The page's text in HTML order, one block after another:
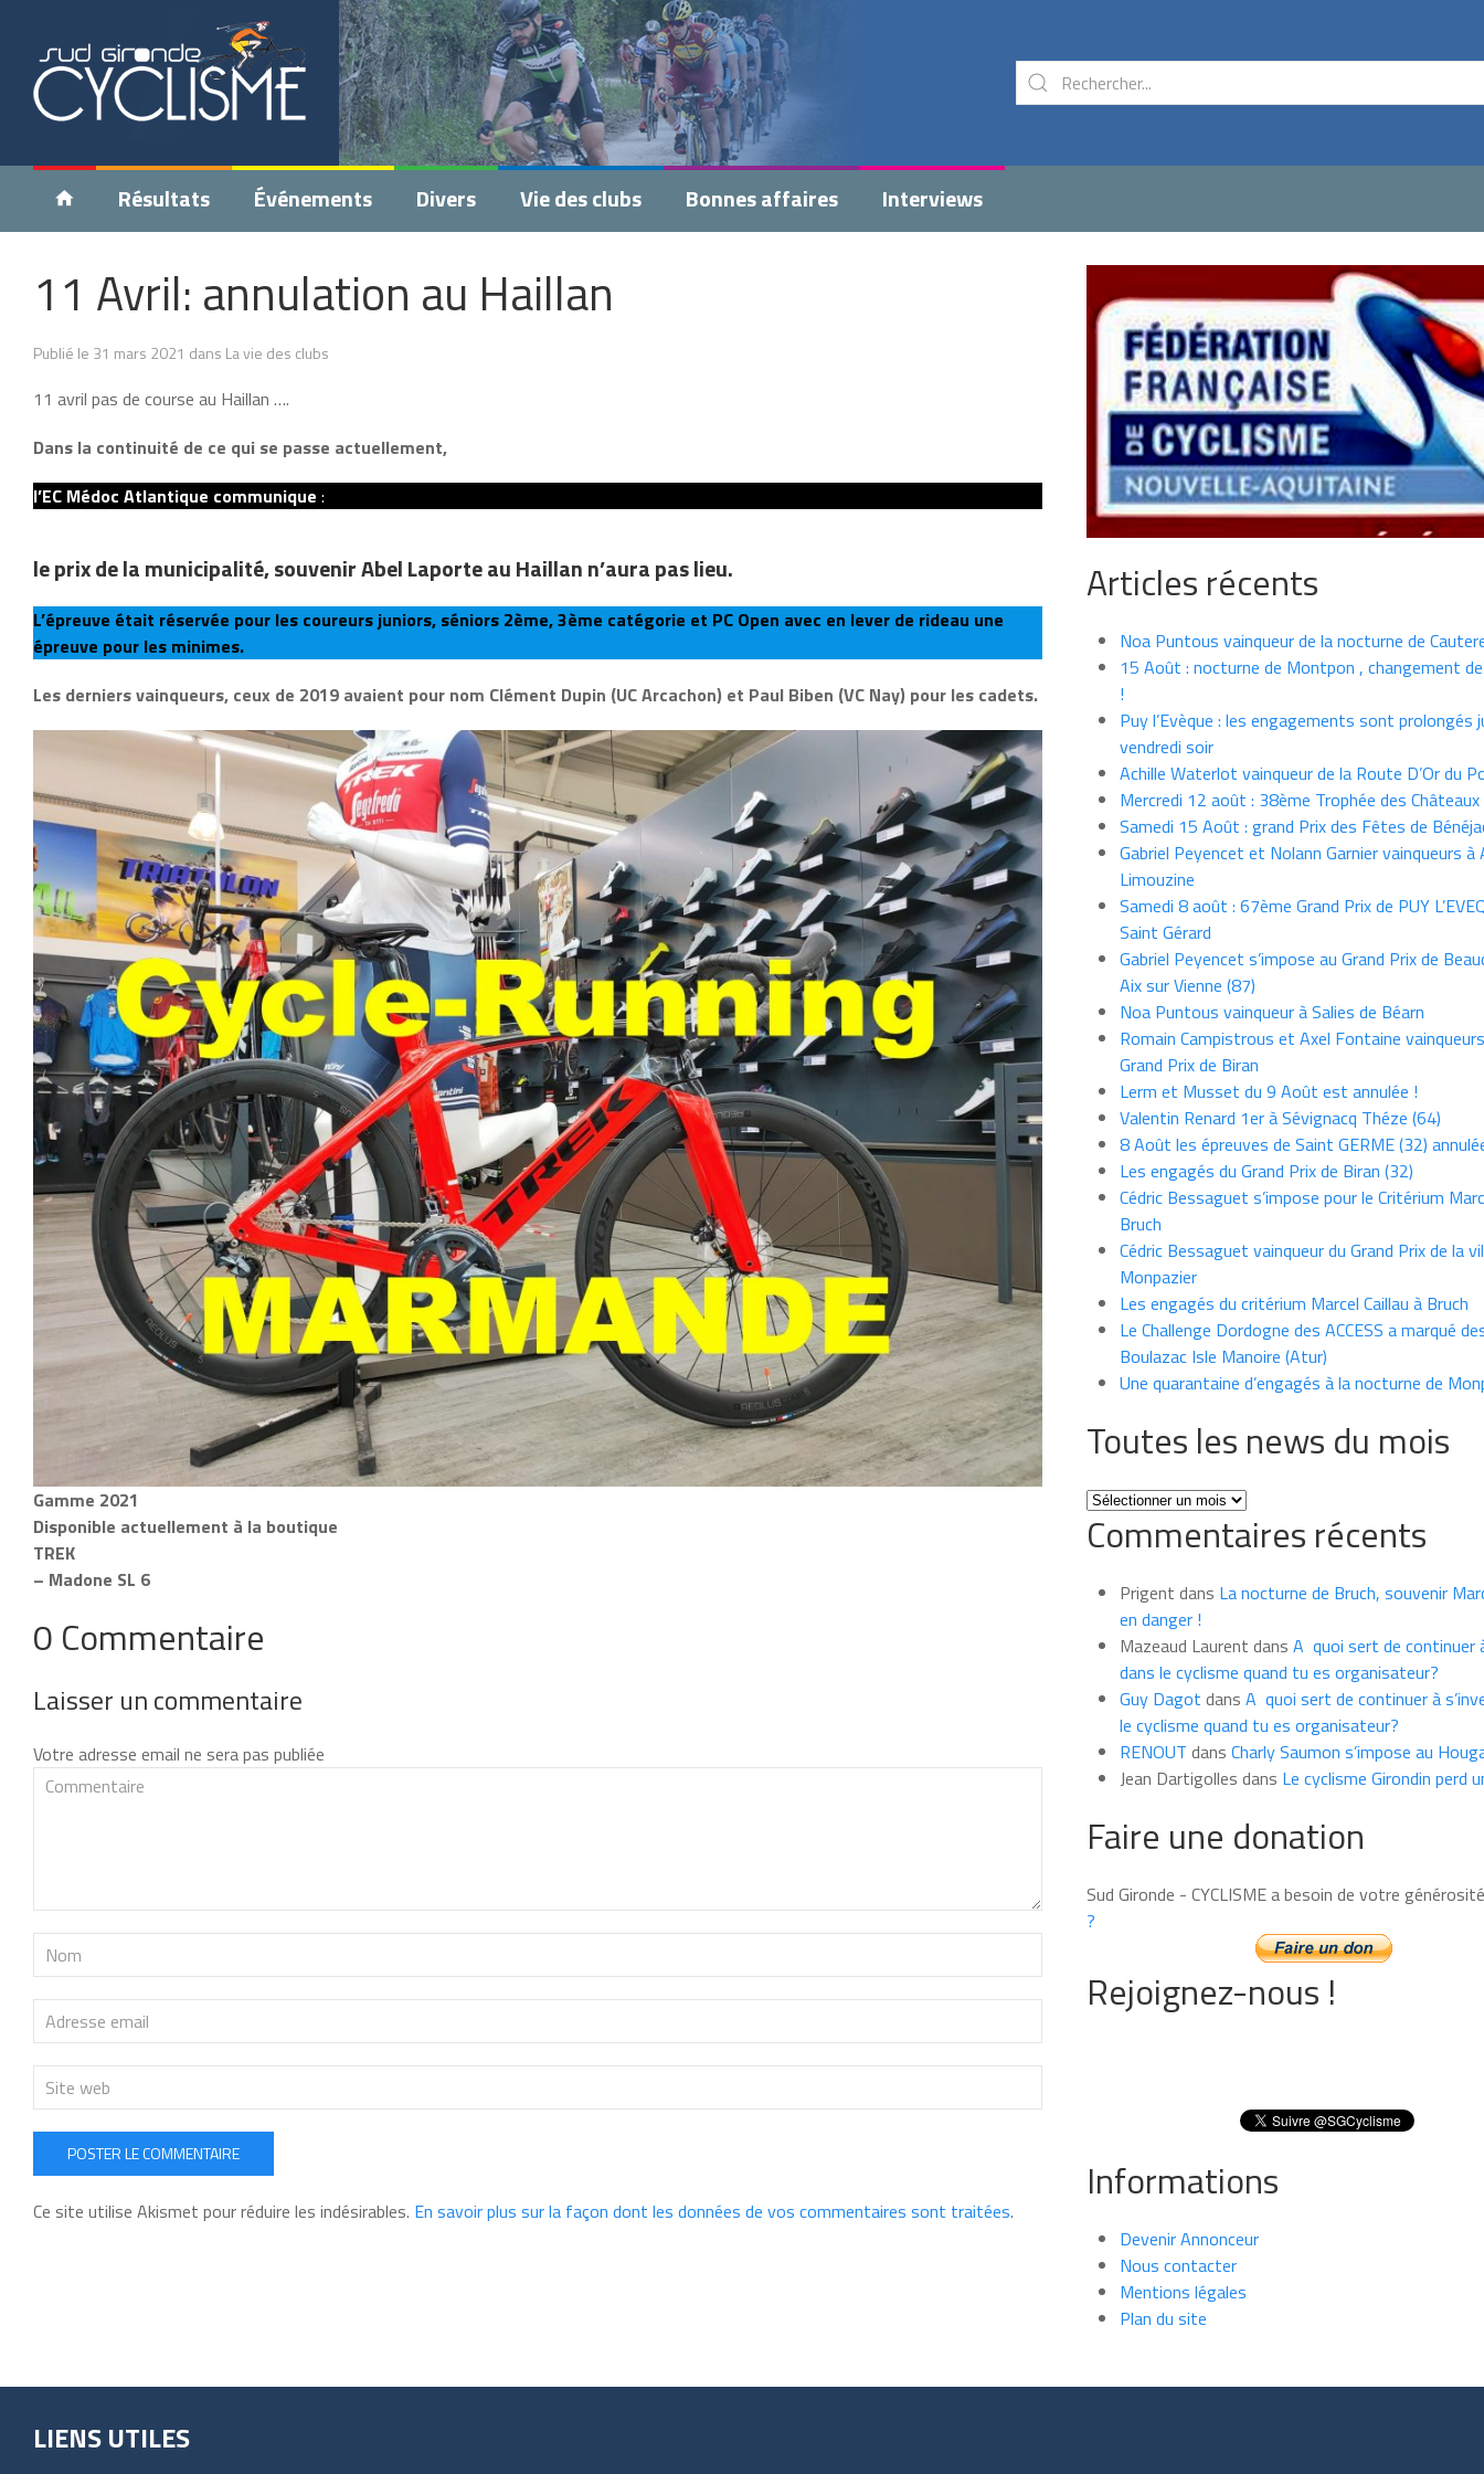
Résultats Événements Divers Vie des clubs Bonnes affaires Interviews
11 Avril: annulation au Haillan
Publié le 31 mars 2021 dans La vie des clubs
11 avril pas de course au Haillan ….
Dans la continuité de ce qui se passe actuellement,
l’EC Médoc Atlantique communique :
le prix de la municipalité, souvenir Abel Laporte au Haillan n’aura pas lieu.
L’épreuve était réservée pour les coureurs juniors, séniors 2ème, 3ème catégorie et PC Open avec en lever de rideau une
épreuve pour les minimes.
Les derniers vainqueurs, ceux de 2019 avaient pour nom Clément Dupin (UC Arcachon) et Paul Biben (VC Nay) pour les cadets.
Gamme 2021
Disponible actuellement à la boutique
TREK
– Madone SL 6
0 Commentaire
Laisser un commentaire
Votre adresse email ne sera pas publiée
POSTER LE COMMENTAIRE
Ce site utilise Akismet pour réduire les indésirables. En savoir plus sur la façon dont les données de vos commentaires sont traitées.
Articles récents
Noa Puntous vainqueur de la nocturne de
15 Août : nocturne de Montpon , changement
!
Puy l’Evèque : les engagements sont prolongés
vendredi soir
Achille Waterlot vainqueur de la Route D’Or du
Mercredi 12 août : 38ème Trophée des Châteaux
Samedi 15 Août : grand Prix des Fêtes de
Gabriel Peyencet et Nolann Garnier vainqueurs à
Limouzine
Samedi 8 août : 67ème Grand Prix de PUY
Saint Gérard
Gabriel Peyencet s’impose au Grand Prix de
Aix sur Vienne (87)
Noa Puntous vainqueur à Salies de Béarn
Romain Campistrous et Axel Fontaine
Grand Prix de Biran
Lerm et Musset du 9 Août est annulée !
Valentin Renard 1er à Sévignacq Théze (64)
8 Août les épreuves de Saint GERME (32)
Les engagés du Grand Prix de Biran (32)
Cédric Bessaguet s’impose pour le Critérium
Bruch
Cédric Bessaguet vainqueur du Grand Prix de la
Monpazier
Les engagés du critérium Marcel Caillau à Bruch
Le Challenge Dordogne des ACCESS a marqué
Boulazac Isle Manoire (Atur)
Une quarantaine d’engagés à la nocturne de
Toutes les news du mois
Toutes
les
news
mois
Commentaires récents
Prigent dans La nocturne de Bruch, souvenir
en danger !
Mazeaud Laurent dans A quoi sert de continuer
dans le cyclisme quand tu es organisateur?
Guy Dagot dans A quoi sert de continuer à
le cyclisme quand tu es organisateur?
RENOUT dans Charly Saumon s’impose au
Jean Dartigolles dans Le cyclisme Girondin perd
Faire une donation
Sud Gironde - CYCLISME a besoin de votre
?
Rejoignez-nous !
Informations
Devenir Annonceur
Nous contacter
Mentions légales
Plan du site
LIENS UTILES